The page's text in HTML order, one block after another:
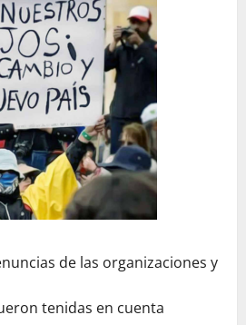
de las organizaciones y
tenidas en cuenta